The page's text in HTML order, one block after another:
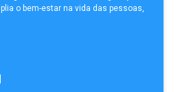
o bem-estar na vida das pessoas,